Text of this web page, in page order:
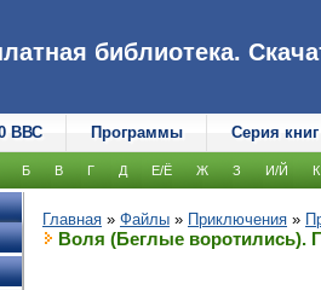
библиотека.
ВВС Программы Серия книг
Б В Г Д Е/Ё Ж З И/Й К
Главная » Файлы » Приключения »
Воля (Беглые воротились).